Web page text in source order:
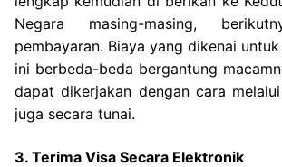
Negara masing-masing,
pembayaran. Biaya yang dikenai
ini berbeda-beda bergantung
dapat dikerjakan dengan cara
juga secara tunai.
3. Terima Visa Secara Elektronik